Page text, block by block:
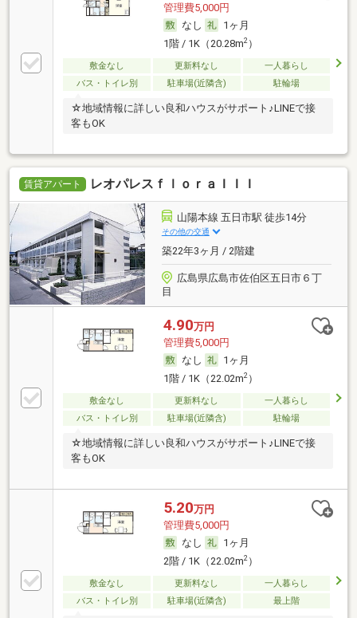
管理費5,000円
なし
1ヶ月
1階 / 1K（20.28m2）
敷金なし 更新料なし
一人暮らし
バス・トイレ別
駐車場(近隣含) 駐輪場
☆地域情報に詳しい良和ハウスがサポート♪LINEで接
客もOK
賃貸アパート レオパレスｆｌｏｒａＩＩＩ
山陽本線 五日市駅 徒歩14分
その他の交通
築22年3ヶ月 / 2階建
広島県広島市佐伯区五日市６丁
目
4.90万円
管理費5,000円
なし
1ヶ月
1階 / 1K（22.02m2）
敷金なし 更新料なし
一人暮らし
バス・トイレ別
駐車場(近隣含) 駐輪場
☆地域情報に詳しい良和ハウスがサポート♪LINEで接
客もOK
5.20万円
管理費5,000円
なし
1ヶ月
2階 / 1K（22.02m2）
敷金なし 更新料なし
一人暮らし
バス・トイレ別
駐車場(近隣含) 最上階